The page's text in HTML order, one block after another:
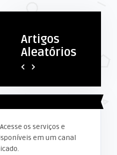
Artigos
Aleatórios
Elker Winther
SECRETARIA MUNICIPAL DE
...
os serviços e
em um canal